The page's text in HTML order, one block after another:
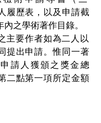
履歷表，以及申請截
內之學術著作目錄。
主要作者如為二人以
提出申請。惟同一著
請人獲頒之獎金總
二點第一項所定金額